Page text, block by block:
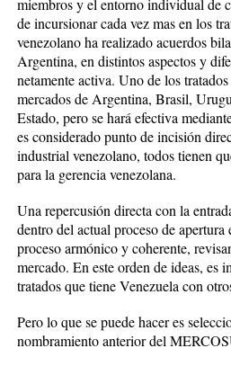
miembros y el entorno individual de
de incursionar cada vez mas en los
venezolano ha realizado acuerdos
Argentina, en distintos aspectos y
netamente activa. Uno de los
mercados de Argentina, Brasil,
Estado, pero se hará efectiva
es considerado punto de incisión
industrial venezolano, todos tienen
para la gerencia venezolana.
Una repercusión directa con la
dentro del actual proceso de
proceso armónico y coherente,
mercado. En este orden de ideas, es
tratados que tiene Venezuela con
Pero lo que se puede hacer es
nombramiento anterior del